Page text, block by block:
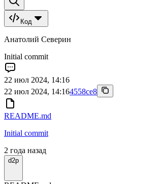
Код
Анатолий Северин
Initial commit
22 июл 2024, 14:16
22 июл 2024, 14:164558ce8
README.md
Initial commit
2 года назад
d2p